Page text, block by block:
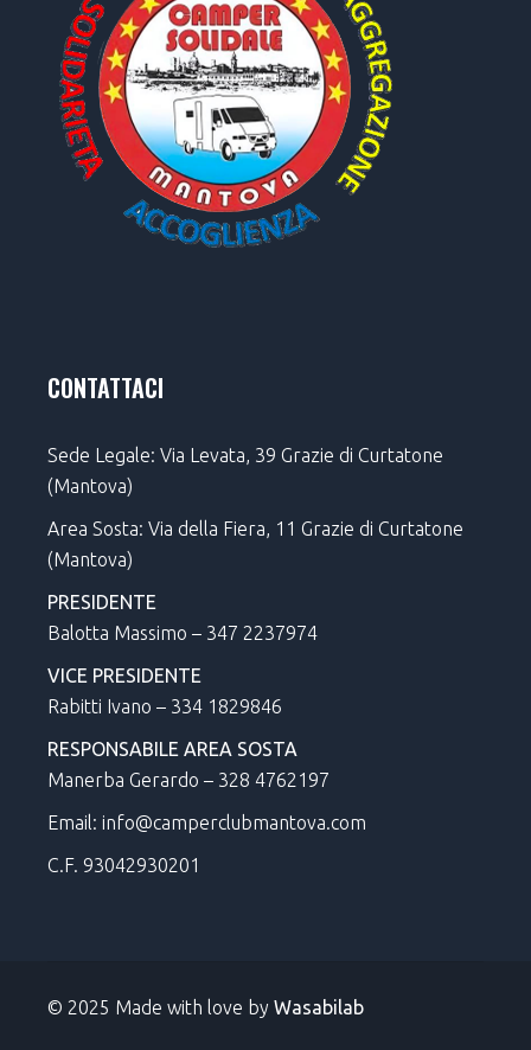
CONTATTACI
Sede Legale: Via Levata, 39 Grazie di Curtatone
(Mantova)
Area Sosta: Via della Fiera, 11 Grazie di Curtatone
(Mantova)
PRESIDENTE
Balotta Massimo – 347 2237974
VICE PRESIDENTE
Rabitti Ivano – 334 1829846
RESPONSABILE AREA SOSTA
Manerba Gerardo – 328 4762197
Email: info@camperclubmantova.com
C.F. 93042930201
© 2025 Made with love byWasabilab